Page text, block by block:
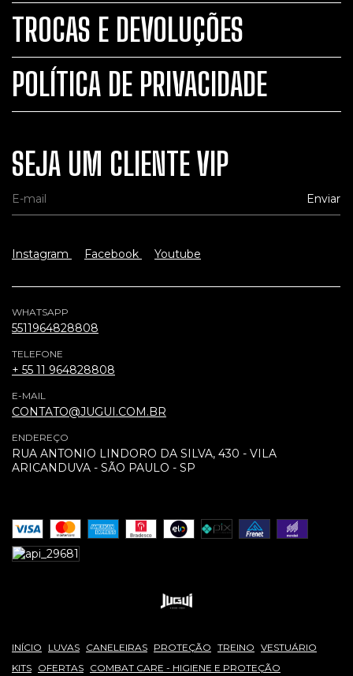
TROCAS E DEVOLUÇÕES
POLÍTICA DE PRIVACIDADE
SEJA UM CLIENTE VIP
Instagram Facebook Youtube
WHATSAPP
5511964828808
TELEFONE
+ 55 11 964828808
E-MAIL
CONTATO@JUGUI.COM.BR
ENDEREÇO
RUA ANTONIO LINDORO DA SILVA, 430 - VILA
ARICANDUVA - SÃO PAULO - SP
INÍCIO LUVAS CANELEIRAS PROTEÇÃO TREINO VESTUÁRIO
KITS OFERTAS COMBAT CARE - HIGIENE E PROTEÇÃO